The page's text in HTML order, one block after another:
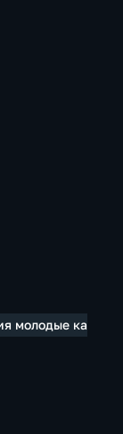
молодые кадры